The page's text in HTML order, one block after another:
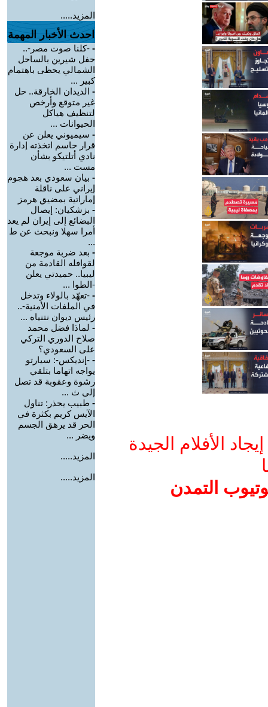
الأفلام الجيدة
التمدن
المزيد.....
احدث الأخبار المهمة
- -كلنا صوت مصر-..
حفل شيرين بالساحل
الشمالي يحظى باهتمام
كبير ...
- الديدان الخارقة.. حل
غير متوقع وأرخص
لتنظيف هياكل
الحيوانات ...
- سيميوني يعلن عن
قرار حاسم اتخذته إدارة
نادي أتلتيكو بشأن
مست ...
- بيان سعودي بعد هجوم
إيراني على ناقلة
إماراتية بمضيق هرمز
- بزشكيان: إيصال
البضائع إلى إيران لم يعد
أمرا سهلا ونبحث عن ط
...
- بعد ضربة موجعة
لقوافله القادمة من
ليبيا.. حميدتي يعلن
-الطوا ...
- -تعهّد بالولاء وتدخل
في الملفات الأمنية-..
رئيس ديوان نتنياه ...
- لماذا فضل محمد
صلاح الدوري التركي
على السعودي؟
- -إنديكس-: سيارتو
يواجه اتهاما بتلقي
رشوة وعقوبة قد تصل
إلى ث ...
- طبيب يحذر: تناول
الآيس كريم بكثرة في
الحر قد يرهق الجسم
ويضر ...
المزيد.....
المزيد.....